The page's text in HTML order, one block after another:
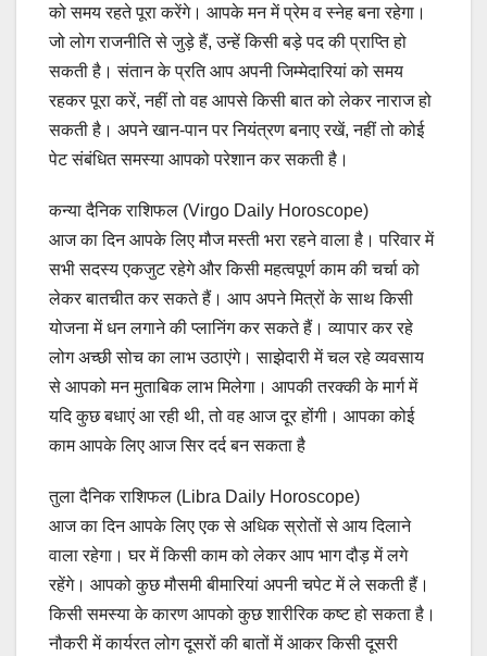
को समय रहते पूरा करेंगे। आपके मन में प्रेम व स्नेह बना रहेगा।
जो लोग राजनीति से जुड़े हैं, उन्हें किसी बड़े पद की प्राप्ति हो
सकती है। संतान के प्रति आप अपनी जिम्मेदारियां को समय
रहकर पूरा करें, नहीं तो वह आपसे किसी बात को लेकर नाराज हो
सकती है। अपने खान-पान पर नियंत्रण बनाए रखें, नहीं तो कोई
पेट संबंधित समस्या आपको परेशान कर सकती है।
कन्या दैनिक राशिफल (Virgo Daily Horoscope)
आज का दिन आपके लिए मौज मस्ती भरा रहने वाला है। परिवार में
सभी सदस्य एकजुट रहेगे और किसी महत्वपूर्ण काम की चर्चा को
लेकर बातचीत कर सकते हैं। आप अपने मित्रों के साथ किसी
योजना में धन लगाने की प्लानिंग कर सकते हैं। व्यापार कर रहे
लोग अच्छी सोच का लाभ उठाएंगे। साझेदारी में चल रहे व्यवसाय
से आपको मन मुताबिक लाभ मिलेगा। आपकी तरक्की के मार्ग में
यदि कुछ बधाएं आ रही थी, तो वह आज दूर होंगी। आपका कोई
काम आपके लिए आज सिर दर्द बन सकता है
तुला दैनिक राशिफल (Libra Daily Horoscope)
आज का दिन आपके लिए एक से अधिक स्रोतों से आय दिलाने
वाला रहेगा। घर में किसी काम को लेकर आप भाग दौड़ में लगे
रहेंगे। आपको कुछ मौसमी बीमारियां अपनी चपेट में ले सकती हैं।
किसी समस्या के कारण आपको कुछ शारीरिक कष्ट हो सकता है।
नौकरी में कार्यरत लोग दूसरों की बातों में आकर किसी दूसरी